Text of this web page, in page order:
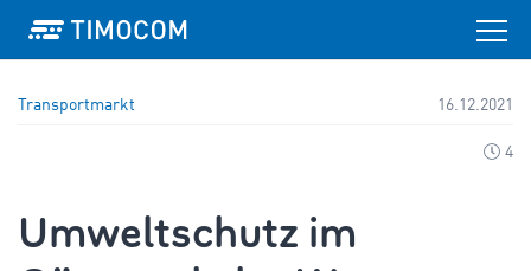
Transportmarkt 16.12.2021
4
Umweltschutz im